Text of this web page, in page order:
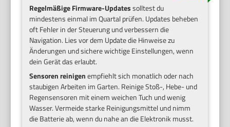
Regelmäßige Firmware-Updatessolltest du
mindestens einmal im Quartal prüfen. Updates beheben
oft Fehler in der Steuerung und verbessern die
Navigation. Lies vor dem Update die Hinweise zu
Änderungen und sichere wichtige Einstellungen, wenn
dein Gerät das erlaubt.
Sensoren reinigenempfiehlt sich monatlich oder nach
staubigen Arbeiten im Garten. Reinige Stoß-, Hebe- und
Regensensoren mit einem weichen Tuch und wenig
Wasser. Vermeide starke Reinigungsmittel und nimm
die Batterie ab, wenn du nahe an die Elektronik musst.